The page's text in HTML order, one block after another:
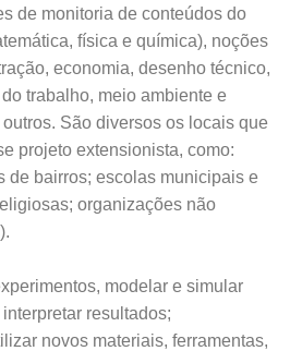
de monitoria de conteúdos do
física e química), noções
economia, desenho técnico,
trabalho, meio ambiente e
São diversos os locais que
projeto extensionista, como:
de bairros; escolas municipais e
organizações não
modelar e simular
resultados;
novos materiais, ferramentas,